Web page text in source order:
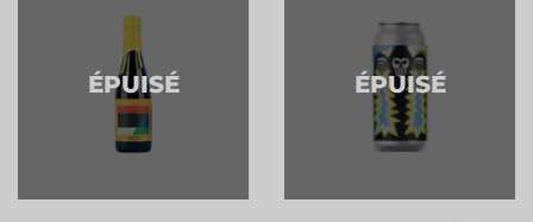
ÉPUISÉ ÉPUISÉ